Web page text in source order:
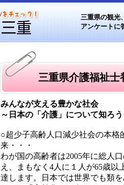
三重県の観光
アンケートに
三重県介護福祉士
みんなが支える豊かな社会
～日本の「介護」について知ろ
○超少子高齢人口減少社会の本格
来・・・
わが国の高齢者は2005年に総人
え、まもなく4人に１人が65歳以
達します。日本では世界でも類